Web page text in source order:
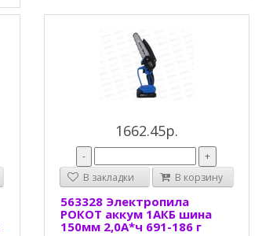
1662.45р.
-
+
В закладки
В корзину
563328 Электропила
РОКОТ аккум 1АКБ шина
150мм 2,0А*ч 691-186 г